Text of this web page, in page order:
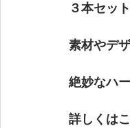
３本セッ
素材やデ
絶妙なハ
詳しくは